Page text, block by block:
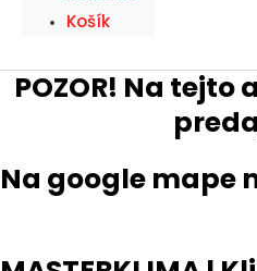
Košík
POZOR! Na
Na google mape